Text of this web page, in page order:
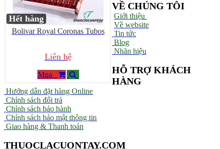
Hết hàng
Bolivar Royal Coronas Tubos
Liên hệ
Mua
VỀ CHÚNG TÔI
Giới thiệu
Về website
Tin tức
Blog
Nhãn hiệu
HỖ TRỢ KHÁCH
HÀNG
Hướng dẫn đặt hàng Online
Chính sách đổi trả
Chính sách bảo hành
Chính sách bảo mật thông tin
Giao hàng & Thanh toán
THUOCLACUONTAY.COM